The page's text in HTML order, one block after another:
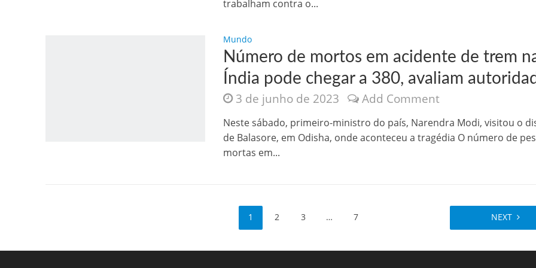
trabalham contra o...
Mundo
Número de mortos em acidente de trem
Índia pode chegar a 380, avaliam
3 de junho de 2023 Add Comment
Neste sábado, primeiro-ministro do país, Narendra Modi, visitou o
de Balasore, em Odisha, onde aconteceu a tragédia O número de
mortas em...
1 2 3 … 7 NEXT